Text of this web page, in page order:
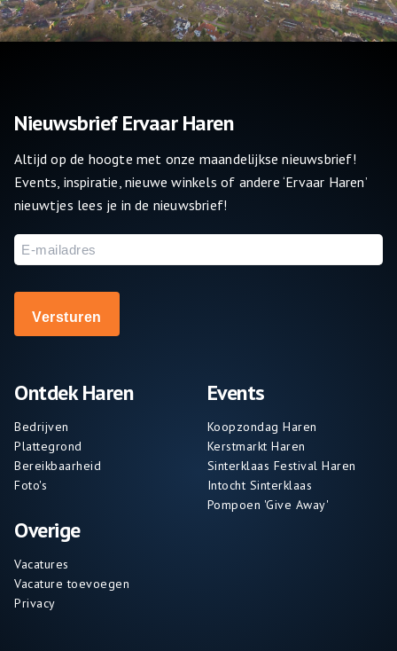
Ontdek Haren
Bedrijven
Plattegrond
Bereikbaarheid
Foto's
Overige
Vacatures
Vacature toevoegen
Privacy
Events
Koopzondag Haren
Kerstmarkt Haren
Sinterklaas Festival Haren
Intocht Sinterklaas
Pompoen 'Give Away'
Nieuwsbrief Ervaar Haren
Altijd op de hoogte met onze maandelijkse nieuwsbrief!
Events, inspiratie, nieuwe winkels of andere ‘Ervaar Haren’
nieuwtjes lees je in de nieuwsbrief!
E-
mailadres